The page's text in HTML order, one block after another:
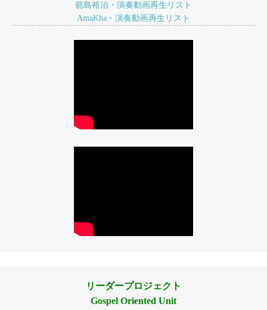
箭島裕治・演奏動画再生リスト
AmaKha・演奏動画再生リスト
リーダープロジェクト
Gospel Oriented Unit